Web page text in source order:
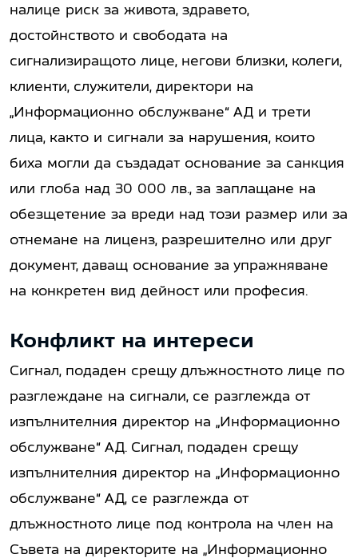
налице риск за живота, здравето,
достойнството и свободата на
сигнализиращото лице, негови близки, колеги,
клиенти, служители, директори на
„Информационно обслужване“ АД и трети
лица, както и сигнали за нарушения, които
биха могли да създадат основание за санкция
или глоба над 30 000 лв., за заплащане на
обезщетение за вреди над този размер или за
отнемане на лиценз, разрешително или друг
документ, даващ основание за упражняване
на конкретен вид дейност или професия.
Конфликт на интереси
Сигнал, подаден срещу длъжностното лице по
разглеждане на сигнали, се разглежда от
изпълнителния директор на „Информационно
обслужване“ АД. Сигнал, подаден срещу
изпълнителния директор на „Информационно
обслужване“ АД, се разглежда от
длъжностното лице под контрола на член на
Съвета на директорите на „Информационно